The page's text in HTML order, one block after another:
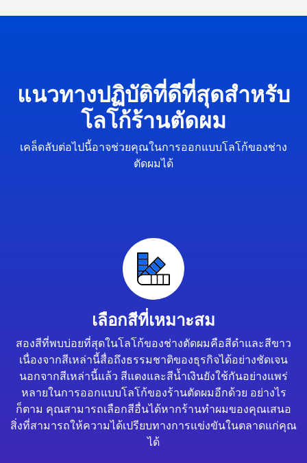
แนวทางปฏิบัติที่ดีที่สุดสำหรับ
โลโก้ร้านตัดผม
เคล็ดลับต่อไปนี้อาจช่วยคุณในการออกแบบโลโก้ของช่าง
ตัดผมได้
เลือกสีที่เหมาะสม
สองสีที่พบบ่อยที่สุดในโลโก้ของช่างตัดผมคือสีดำและสีขาว
เนื่องจากสีเหล่านี้สื่อถึงธรรมชาติของธุรกิจได้อย่างชัดเจน
นอกจากสีเหล่านี้แล้ว สีแดงและสีน้ำเงินยังใช้กันอย่างแพร่
หลายในการออกแบบโลโก้ของร้านตัดผมอีกด้วย อย่างไร
ก็ตาม คุณสามารถเลือกสีอื่นได้หากร้านทำผมของคุณเสนอ
สิ่งที่สามารถให้ความได้เปรียบทางการแข่งขันในตลาดแก่คุณ
ได้